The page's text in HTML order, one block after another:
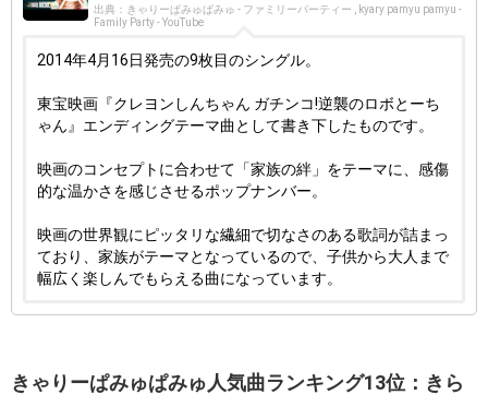
出典：きゃりーぱみゅぱみゅ - ファミリーパーティー , kyary pamyu pamyu -
Family Party - YouTube
2014年4月16日発売の9枚目のシングル。
東宝映画『クレヨンしんちゃん ガチンコ!逆襲のロボとーち
ゃん』エンディングテーマ曲として書き下したものです。
映画のコンセプトに合わせて「家族の絆」をテーマに、感傷
的な温かさを感じさせるポップナンバー。
映画の世界観にピッタリな繊細で切なさのある歌詞が詰まっ
ており、家族がテーマとなっているので、子供から大人まで
幅広く楽しんでもらえる曲になっています。
きゃりーぱみゅぱみゅ人気曲ランキング13位：きら